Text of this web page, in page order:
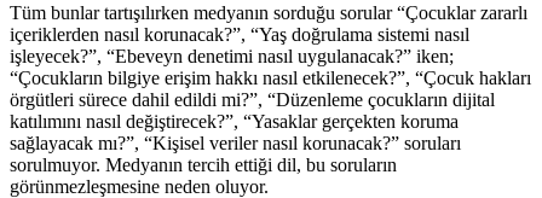
Tüm bunlar tartışılırken medyanın sorduğu sorular “Çocuklar zararlı
içeriklerden nasıl korunacak?”, “Yaş doğrulama sistemi nasıl
işleyecek?”, “Ebeveyn denetimi nasıl uygulanacak?” iken;
“Çocukların bilgiye erişim hakkı nasıl etkilenecek?”, “Çocuk hakları
örgütleri sürece dahil edildi mi?”, “Düzenleme çocukların dijital
katılımını nasıl değiştirecek?”, “Yasaklar gerçekten koruma
sağlayacak mı?”, “Kişisel veriler nasıl korunacak?” soruları
sorulmuyor. Medyanın tercih ettiği dil, bu soruların
görünmezleşmesine neden oluyor.